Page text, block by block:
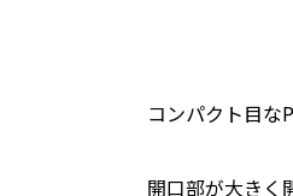
コンパクト目な
開口部が大きく